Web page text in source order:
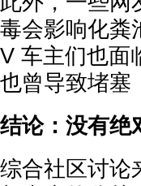
毒会影响化粪
V 车主们也
也曾导致堵塞
结论：没有绝
综合社区讨论